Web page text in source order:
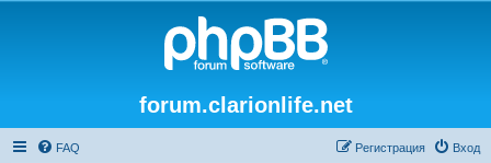
forum.clarionlife.net
FAQ Вход
Регистрация